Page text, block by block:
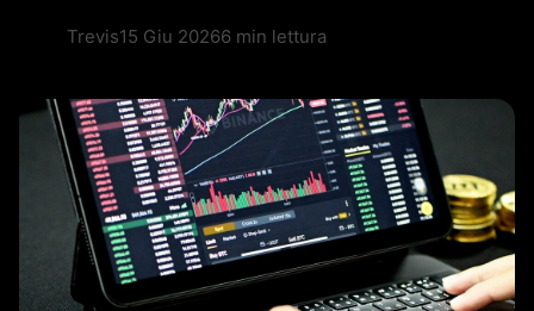
Trevis15 Giu 20266 min lettura